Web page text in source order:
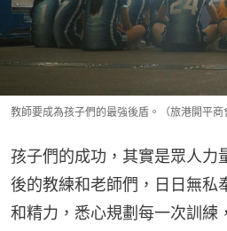
教師要成為孩子們的最強後盾。（旅港開平商
孩子們的成功，其實是眾人力
後的教練和老師們，日日無私
和精力，悉心規劃每一次訓練